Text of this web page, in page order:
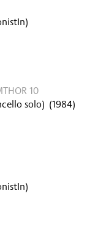
10
solo) (1984)